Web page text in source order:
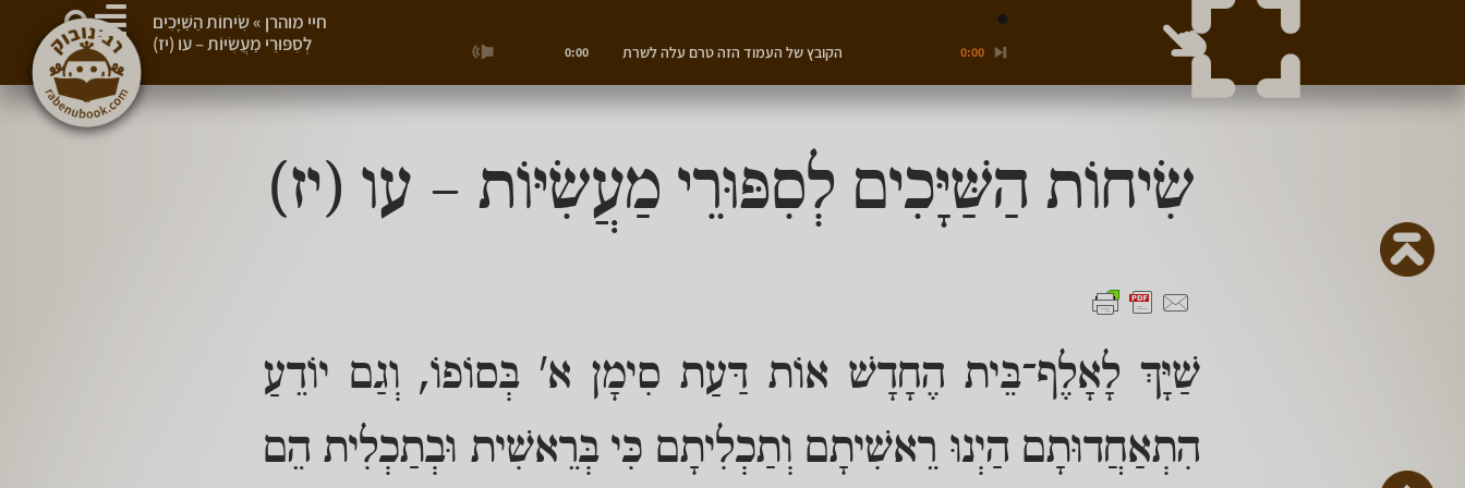
שִׂיחוֹת הַשַּׁיָּכִים לְסִפּוּרֵי מַעֲשִׂיּוֹת – עו (יז)
שַׁיָּךְ לָאָלֶף־בֵּית הֶחָדָשׁ אוֹת דַּעַת סִימָן א' בְּסוֹפוֹ, וְגַם יוֹדֵעַ
הִתְאַחֲדוּתָם הַיְנוּ רֵאשִׁיתָם וְתַכְלִיתָם כִּי בְּרֵאשִׁית וּבְתַכְלִית הֵם
חיי מוהרן »שִׂיחוֹת הַשַּׁיָּכִים
לְסִפּוּרֵי מַעֲשִׂיּוֹת – עו (יז)
0:00 הקובץ של העמוד הזה טרם עלה לשרת 0:00